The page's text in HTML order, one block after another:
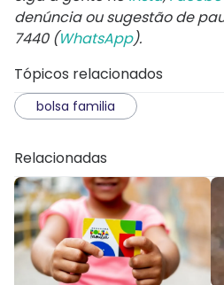
denúncia ou sugestão de
7440 (WhatsApp).
Tópicos relacionados
bolsa familia
Relacionadas